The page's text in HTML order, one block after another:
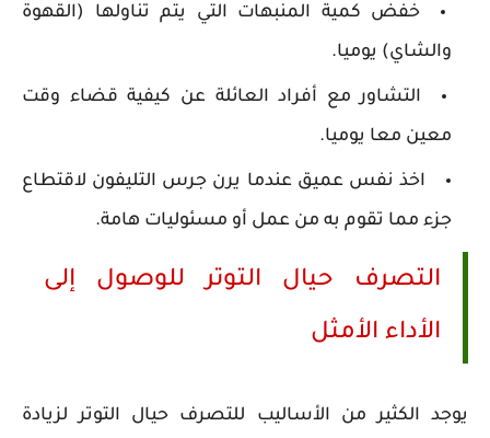
خفض كمية المنبهات التي يتم تناولها (القهوة
والشاي) يوميا.
التشاور مع أفراد العائلة عن كيفية قضاء وقت
معين معا يوميا.
اخذ نفس عميق عندما يرن جرس التليفون لاقتطاع
جزء مما تقوم به من عمل أو مسئوليات هامة.
التصرف حيال التوتر للوصول إلى
الأداء الأمثل
يوجد الكثير من الأساليب للتصرف حيال التوتر لزيادة